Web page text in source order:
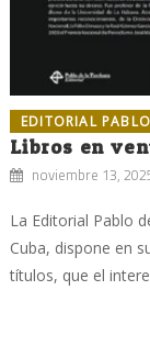
EDITORIAL PABLO
Libros en
noviembre 13,
La Editorial Pablo
Cuba, dispone en
títulos, que el